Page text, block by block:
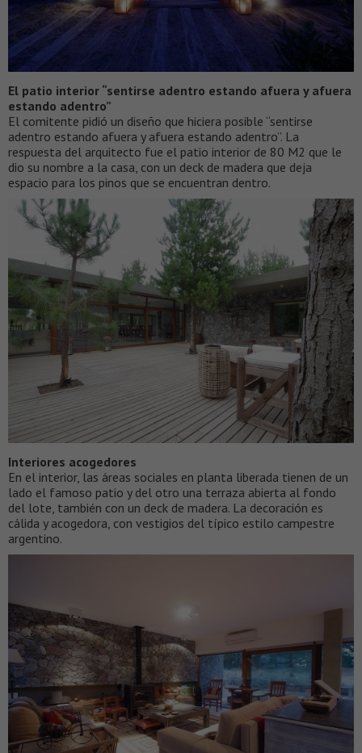
El patio interior “sentirse adentro estando afuera y afuera
estando adentro”
El comitente pidió un diseño que hiciera posible “sentirse
adentro estando afuera y afuera estando adentro”. La
respuesta del arquitecto fue el patio interior de 80 M2 que le
dio su nombre a la casa, con un deck de madera que deja
espacio para los pinos que se encuentran dentro.
Interiores acogedores
En el interior, las áreas sociales en planta liberada tienen de un
lado el famoso patio y del otro una terraza abierta al fondo
del lote, también con un deck de madera. La decoración es
cálida y acogedora, con vestigios del típico estilo campestre
argentino.